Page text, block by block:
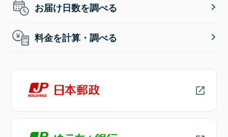
お届け日数を調べる
料金を計算・調べる